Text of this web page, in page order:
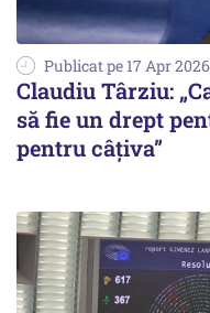
Publicat pe 17 Apr 2026
Claudiu Târziu:
să fie un drept
pentru câțiva”